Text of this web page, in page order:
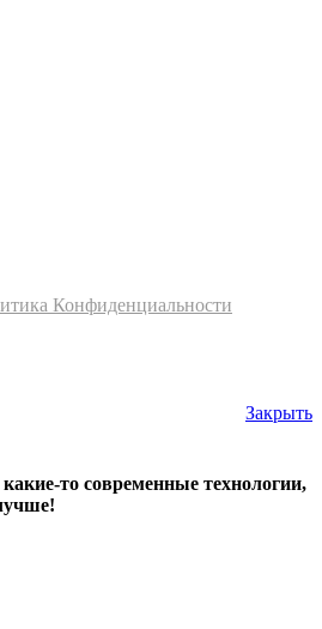
Конфиденциальности
Закрыть
то современные технологии,